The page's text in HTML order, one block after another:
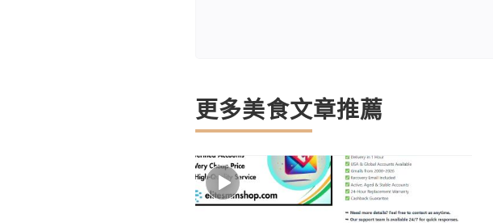
更多美食文章推薦